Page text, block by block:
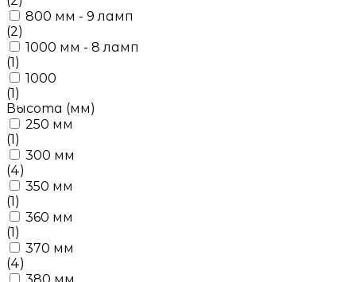
800 мм - 9 ламп
(2)
1000 мм - 8 ламп
(1)
1000
(1)
Высота (мм)
250 мм
(1)
300 мм
(4)
350 мм
(1)
360 мм
(1)
370 мм
(4)